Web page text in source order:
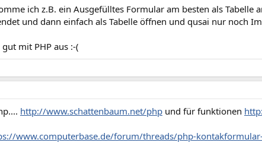
ich z.B. ein Ausgefülltes Formular am besten als Tabelle
und dann einfach als Tabelle öffnen und qusai nur noch
mit PHP aus :-(
http://www.schattenbaum.net/php und für funktionen
www.computerbase.de/forum/threads/php-